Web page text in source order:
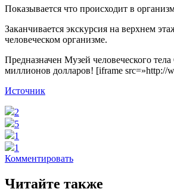
Показывается что происходит в
Заканчивается экскурсия на верхнем
человеческом организме.
Предназначен Музей человеческого
миллионов долларов! [iframe src=»http://
Источник
2
5
1
1
Комментировать
Читайте также